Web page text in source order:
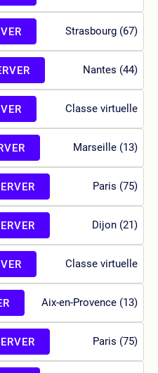
Strasbourg (67)
Nantes (44)
Classe virtuelle
Marseille (13)
Paris (75)
Dijon (21)
Classe virtuelle
Aix-en-Provence (13)
Paris (75)